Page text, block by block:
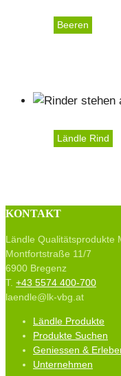
Beeren
Ländle Rind
KONTAKT
Ländle Qualitätsprodukte
Montfortstraße 11/7
6900 Bregenz
T. +43 5574 400-700
laendle@lk-vbg.at
Ländle Produkte
Produkte Suchen
Geniessen &
Unternehmen